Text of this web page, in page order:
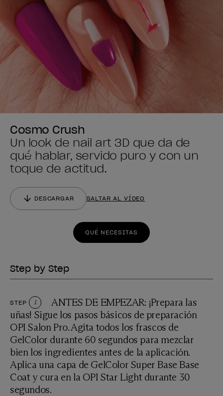
Cosmo Crush
Un look de nail art 3D que da de
qué hablar, servido puro y con un
toque de actitud.
DESCARGAR SALTAR AL VÍDEO
QUÉ NECESITAS
Step by Step
STEP 1
ANTES DE EMPEZAR: ¡Prepara las
uñas! Sigue los pasos básicos de preparación
OPI Salon Pro. Agita todos los frascos de
GelColor durante 60 segundos para mezclar
bien los ingredientes antes de la aplicación.
Aplica una capa de GelColor Super Base Base
Coat y cura en la OPI Star Light durante 30
segundos.